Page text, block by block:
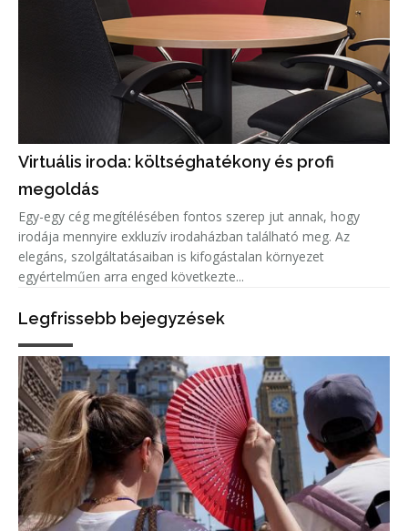
Virtuális iroda: költséghatékony és profi
megoldás
Egy-egy cég megítélésében fontos szerep jut annak, hogy
irodája mennyire exkluzív irodaházban található meg. Az
elegáns, szolgáltatásaiban is kifogástalan környezet
egyértelműen arra enged következte...
Legfrissebb bejegyzések